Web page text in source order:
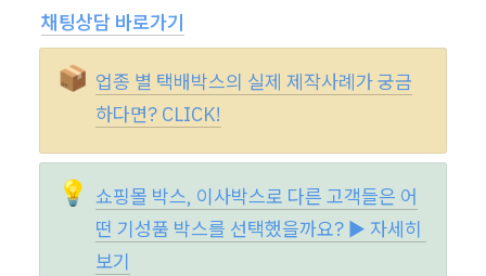
채팅상담 바로가기
📦 업종 별 택배박스의 실제 제작사례가 궁금
하다면? CLICK!
💡 쇼핑몰 박스, 이사박스로 다른 고객들은 어
떤 기성품 박스를 선택했을까요? ▶️ 자세히
보기